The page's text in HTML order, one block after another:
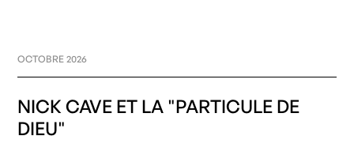
OCTOBRE 2026
NICK CAVE ET LA "PARTICULE DE
DIEU"